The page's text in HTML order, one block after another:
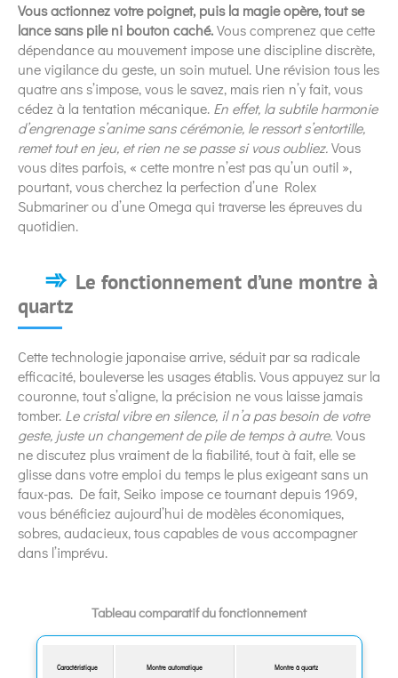
Vous actionnez votre poignet, puis la magie opère, tout se
lance sans pile ni bouton caché.Vous comprenez que cette
dépendance au mouvement impose une discipline discrète,
une vigilance du geste, un soin mutuel. Une révision tous les
quatre ans s’impose, vous le savez, mais rien n’y fait, vous
cédez à la tentation mécanique. En effet, la subtile harmonie
d’engrenage s’anime sans cérémonie, le ressort s’entortille,
remet tout en jeu, et rien ne se passe si vous oubliez.Vous
vous dites parfois, « cette montre n’est pas qu’un outil »,
pourtant, vous cherchez la perfection d’une Rolex
Submariner ou d’une Omega qui traverse les épreuves du
quotidien.
Le fonctionnement d’une montre à
quartz
Cette technologie japonaise arrive, séduit par sa radicale
efficacité, bouleverse les usages établis. Vous appuyez sur la
couronne, tout s’aligne, la précision ne vous laisse jamais
tomber. Le cristal vibre en silence, il n’a pas besoin de votre
geste, juste un changement de pile de temps à autre.Vous
ne discutez plus vraiment de la fiabilité, tout à fait, elle se
glisse dans votre emploi du temps le plus exigeant sans un
faux-pas. De fait, Seiko impose ce tournant depuis 1969,
vous bénéficiez aujourd’hui de modèles économiques,
sobres, audacieux, tous capables de vous accompagner
dans l’imprévu.
Tableau comparatif du fonctionnement
Caractéristique Montre automatique Montre à quartz